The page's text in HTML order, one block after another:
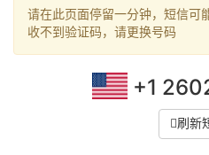
请在此页面停留一分钟，短信可
收不到验证码，请更换号码
+1
刷新